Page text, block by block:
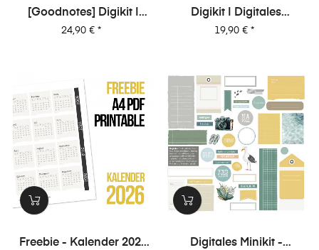
[Goodnotes] Digikit |
Digitales Journalingkit -
Preis
24,90 € *
Digikit | Digitales
Journalingkit - Weitblick
Preis
19,90 € *
Freebie - Kalender 2026
Digitales Minikit -